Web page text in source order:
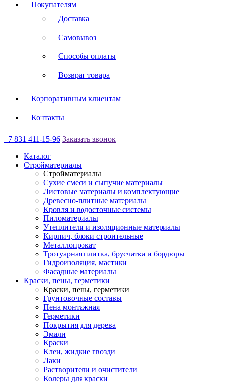
Покупателям
Доставка
Самовывоз
Способы оплаты
Возврат товара
Корпоративным клиентам
Контакты
+7 831 411-15-96 Заказать звонок
Каталог
Стройматериалы
Стройматериалы
Сухие смеси и сыпучие материалы
Листовые материалы и комплектующие
Древесно-плитные материалы
Кровля и водосточные системы
Пиломатериалы
Утеплители и изоляционные материалы
Кирпич, блоки строительные
Металлопрокат
Тротуарная плитка, брусчатка и бордюры
Гидроизоляция, мастики
Фасадные материалы
Краски, пены, герметики
Краски, пены, герметики
Грунтовочные составы
Пена монтажная
Герметики
Покрытия для дерева
Эмали
Краски
Клеи, жидкие гвозди
Лаки
Растворители и очистители
Колеры для краски